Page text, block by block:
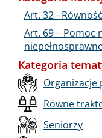
Art. 32 -
Art. 69 – Pomoc
Kategoria
Organizacje
Równe
Seniorzy